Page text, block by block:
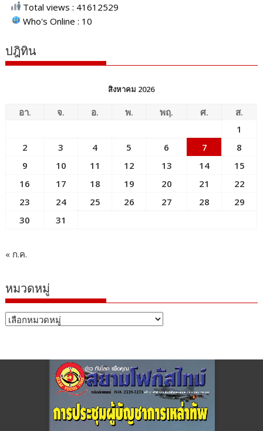
Total views : 41612529
Who's Online : 10
ปฎิทิน
สิงหาคม 2026
อา. จ. อ. พ. พฤ. ศ.
ส.
1
2
3 4 5 6 7
8
9
10 11 12 13 14
15
16
17 18 19 20 21
22
23
24 25 26 27 28
29
30
31
« ก.ค.
หมวดหมู่
หมวด